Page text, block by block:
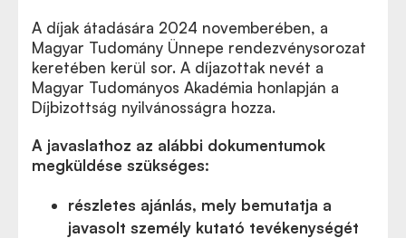
A díjak átadására 2024 novemberében, a
Magyar Tudomány Ünnepe rendezvénysorozat
keretében kerül sor. A díjazottak nevét a
Magyar Tudományos Akadémia honlapján a
Díjbizottság nyilvánosságra hozza.
A javaslathoz az alábbi dokumentumok
megküldése szükséges:
részletes ajánlás, mely bemutatja a
javasolt személy kutató tevékenységét